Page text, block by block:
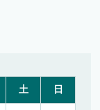
土 日